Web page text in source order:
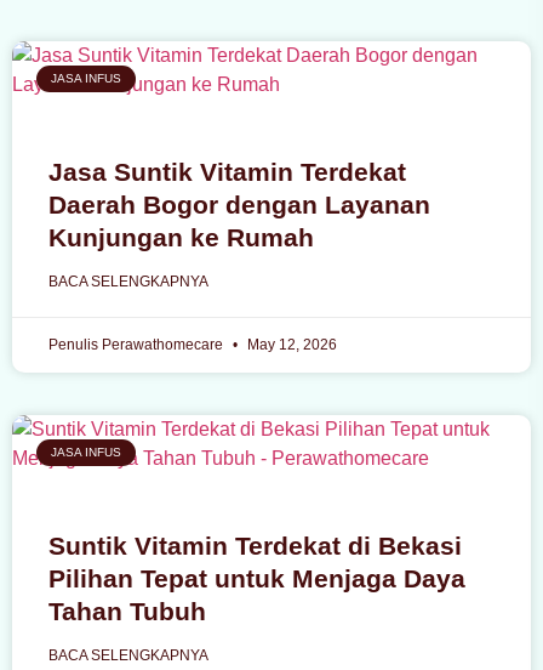
JASA INFUS
Jasa Suntik Vitamin Terdekat
Daerah Bogor dengan Layanan
Kunjungan ke Rumah
BACA SELENGKAPNYA
Penulis Perawathomecare May 12, 2026
JASA INFUS
Suntik Vitamin Terdekat di Bekasi
Pilihan Tepat untuk Menjaga Daya
Tahan Tubuh
BACA SELENGKAPNYA